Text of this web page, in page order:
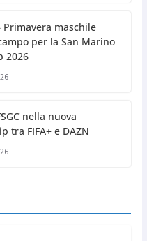
Primavera maschile
per la San Marino
2026
nella nuova
tra FIFA+ e DAZN